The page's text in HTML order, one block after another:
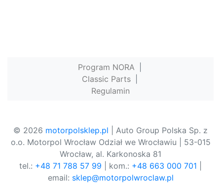
Program NORA
Classic Parts
Regulamin
© 2026 motorpolsklep.pl | Auto Group Polska Sp. z
o.o. Motorpol Wrocław Odział we Wrocławiu | 53-015
Wrocław, al. Karkonoska 81
tel.: +48 71 788 57 99 | kom.: +48 663 000 701
email: sklep@motorpolwroclaw.pl